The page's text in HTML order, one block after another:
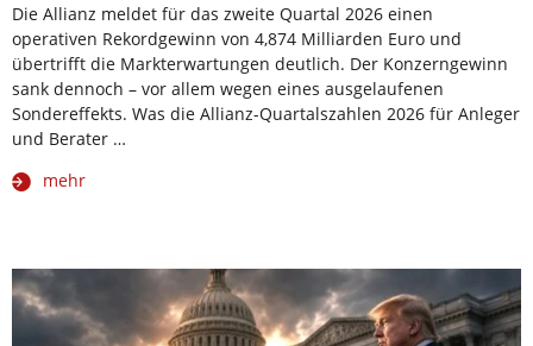
Die Allianz meldet für das zweite Quartal 2026 einen
operativen Rekordgewinn von 4,874 Milliarden Euro und
übertrifft die Markterwartungen deutlich. Der Konzerngewinn
sank dennoch – vor allem wegen eines ausgelaufenen
Sondereffekts. Was die Allianz-Quartalszahlen 2026 für Anleger
und Berater …
mehr